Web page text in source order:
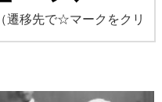
（遷移先で☆マークをクリ